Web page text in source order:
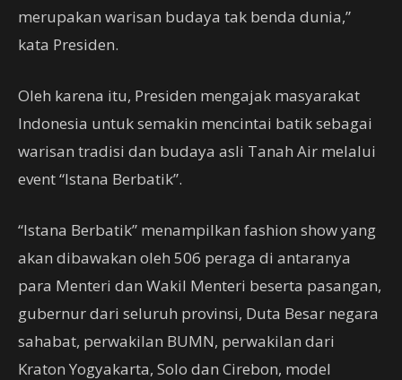
merupakan warisan budaya tak benda dunia,”
kata Presiden.
Oleh karena itu, Presiden mengajak masyarakat
Indonesia untuk semakin mencintai batik sebagai
warisan tradisi dan budaya asli Tanah Air melalui
event “Istana Berbatik”.
“Istana Berbatik” menampilkan fashion show yang
akan dibawakan oleh 506 peraga di antaranya
para Menteri dan Wakil Menteri beserta pasangan,
gubernur dari seluruh provinsi, Duta Besar negara
sahabat, perwakilan BUMN, perwakilan dari
Kraton Yogyakarta, Solo dan Cirebon, model